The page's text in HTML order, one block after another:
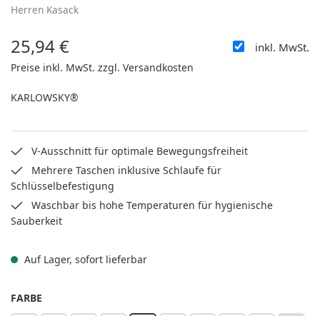
Herren Kasack
Regulärer Preis:
25,94 € inkl. MwSt.
Preise inkl. MwSt. zzgl. Versandkosten
KARLOWSKY®
V-Ausschnitt für optimale Bewegungsfreiheit
Mehrere Taschen inklusive Schlaufe für
Schlüsselbefestigung
Waschbar bis hohe Temperaturen für hygienische
Sauberkeit
Auf Lager, sofort lieferbar
FARBE